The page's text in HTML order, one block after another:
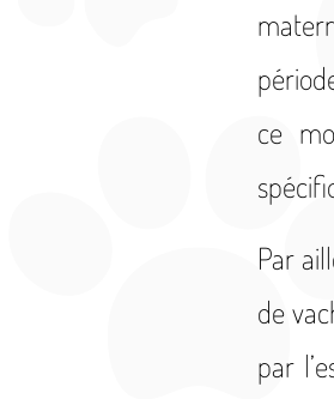
ce
Par
de
par